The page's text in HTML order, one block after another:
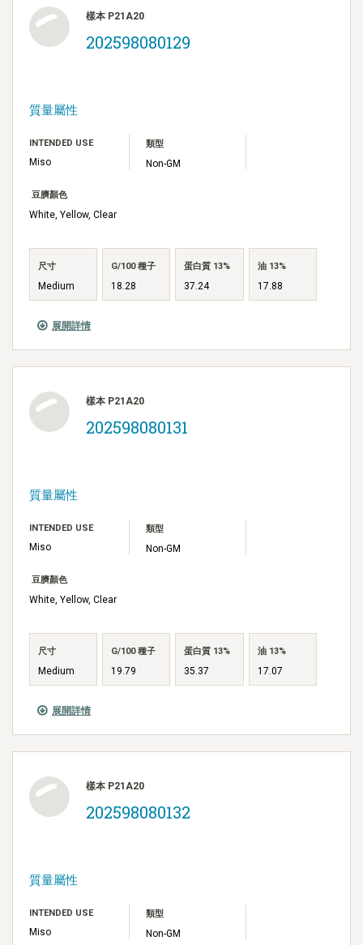
展開詳情
樣本 P21A20
202598080129
質量屬性
INTENDED USE
Miso
類型
Non-GM
豆臍顏色
White, Yellow, Clear
尺寸
Medium
G/100 種子
18.28
蛋白質 13%
37.24
油 13%
17.88
展開詳情
樣本 P21A20
202598080131
質量屬性
INTENDED USE
Miso
類型
Non-GM
豆臍顏色
White, Yellow, Clear
尺寸
Medium
G/100 種子
19.79
蛋白質 13%
35.37
油 13%
17.07
樣本 P21A20
202598080132
質量屬性
INTENDED USE
Miso
類型
Non-GM